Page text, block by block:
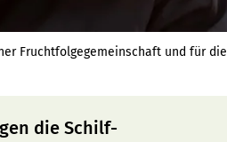
Fruchtfolgegemeinschaft und für die
die Schilf-